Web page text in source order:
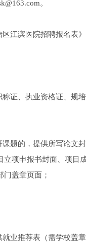
。
江滨医院招聘报名表》
证、执业资格证、规
题的，提供所写论文
立项申报书封面、项目
门盖章页面；
业推荐表（需学校盖